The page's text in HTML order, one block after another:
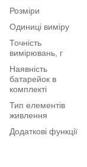
Розміри
Одиниці виміру
Точність
вимірювань, г
Наявність
батарейок в
комплекті
Тип елементів
живлення
Додаткові функції